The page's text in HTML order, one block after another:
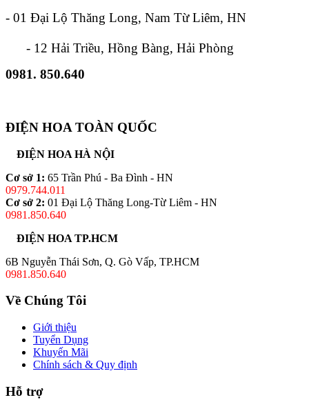
- 01 Đại Lộ Thăng Long, Nam Từ Liêm, HN
- 12 Hải Triều, Hồng Bàng, Hải Phòng
0981. 850.640
ĐIỆN HOA TOÀN QUỐC
ĐIỆN HOA HÀ NỘI
Cơ sở 1: 65 Trần Phú - Ba Đình - HN
0979.744.011
Cơ sở 2: 01 Đại Lộ Thăng Long-Từ Liêm - HN
0981.850.640
ĐIỆN HOA TP.HCM
6B Nguyễn Thái Sơn, Q. Gò Vấp, TP.HCM
0981.850.640
Về Chúng Tôi
Giới thiệu
Tuyển Dụng
Khuyến Mãi
Chính sách & Quy định
Hỗ trợ